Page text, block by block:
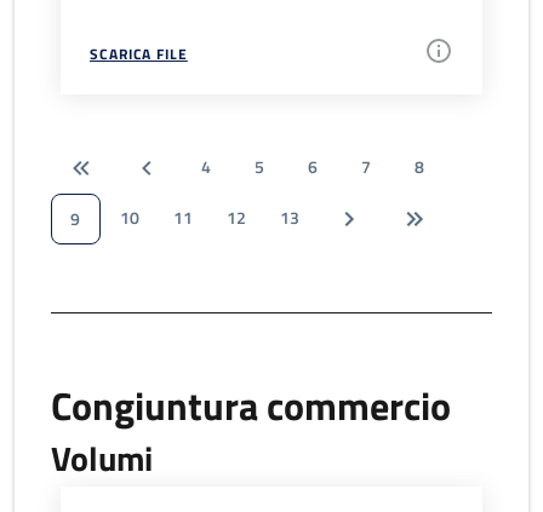
SCARICA FILE
4 5 6 7
8
9
10 11 12 13
Congiuntura commercio
Volumi